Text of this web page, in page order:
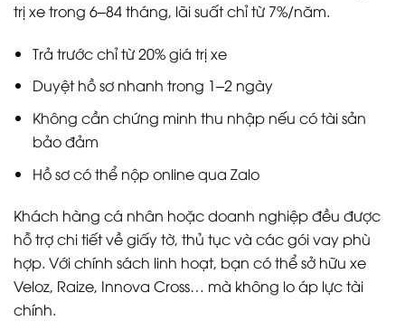
trị xe trong 6–84 tháng, lãi suất chỉ từ 7%/năm.
Trả trước chỉ từ 20% giá trị xe
Duyệt hồ sơ nhanh trong 1–2 ngày
Không cần chứng minh thu nhập nếu có tài sản
bảo đảm
Hồ sơ có thể nộp online qua Zalo
Khách hàng cá nhân hoặc doanh nghiệp đều được
hỗ trợ chi tiết về giấy tờ, thủ tục và các gói vay phù
hợp. Với chính sách linh hoạt, bạn có thể sở hữu xe
Veloz, Raize, Innova Cross… mà không lo áp lực tài
chính.